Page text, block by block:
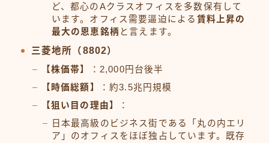
ど、都心のAクラスオフィスを多数保有して
います。オフィス需要逼迫による 賃料上昇の
最大の恩恵銘柄 と言えます。
三菱地所（8802）
【株価帯】
：2,000円台後半
【時価総額】
：約3.5兆円規模
【狙い目の理由】
：
日本最高級のビジネス街である「丸の内エリ
ア」のオフィスをほぼ独占しています。既存